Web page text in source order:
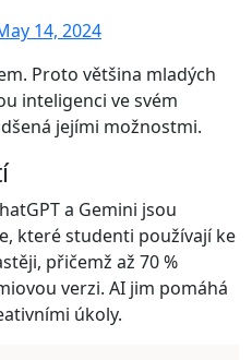
14, 2024
Proto většina mladých
inteligenci ve svém
jejími možnostmi.
a Gemini jsou
které studenti používají ke
přičemž až 70 %
verzi. AI jim pomáhá
úkoly.